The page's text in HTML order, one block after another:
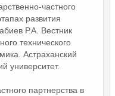
частного
развития
Р.А. Вестник
технического
Астраханский
университет.
партнерства в